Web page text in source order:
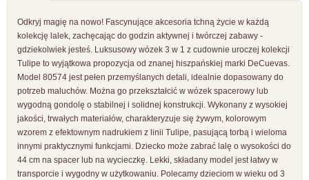
Odkryj magię na nowo! Fascynujące akcesoria tchną życie w każdą
kolekcję lalek, zachęcając do godzin aktywnej i twórczej zabawy -
gdziekolwiek jesteś. Luksusowy wózek 3 w 1 z cudownie uroczej kolekcji
Tulipe to wyjątkowa propozycja od znanej hiszpańskiej marki DeCuevas.
Model 80574 jest pełen przemyślanych detali, idealnie dopasowany do
potrzeb maluchów. Można go przekształcić w wózek spacerowy lub
wygodną gondolę o stabilnej i solidnej konstrukcji. Wykonany z wysokiej
jakości, trwałych materiałów, charakteryzuje się żywym, kolorowym
wzorem z efektownym nadrukiem z linii Tulipe, pasującą torbą i wieloma
innymi praktycznymi funkcjami. Dziecko może zabrać lalę o wysokości do
44 cm na spacer lub na wycieczkę. Lekki, składany model jest łatwy w
transporcie i wygodny w użytkowaniu. Polecamy dzieciom w wieku od 3